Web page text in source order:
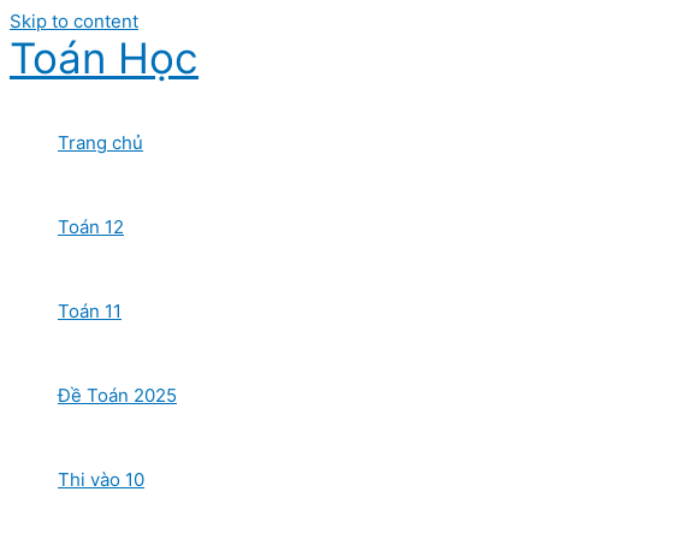
Skip to content
Toán Học
Trang chủ
Toán 12
Toán 11
Đề Toán 2025
Thi vào 10